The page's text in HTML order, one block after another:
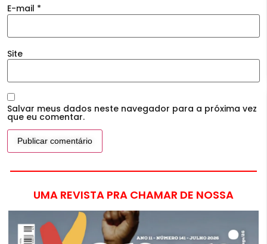
E-mail *
Site
Salvar meus dados neste navegador para a próxima vez
que eu comentar.
UMA REVISTA PRA CHAMAR DE NOSSA